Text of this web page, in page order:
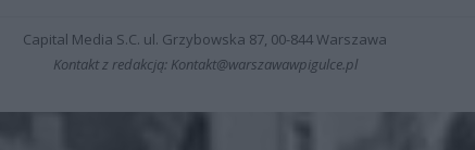
Capital Media S.C. ul. Grzybowska 87, 00-844 Warszawa
Kontakt z redakcją: Kontakt@warszawawpigulce.pl